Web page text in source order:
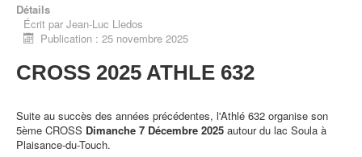
Détails
Écrit par Jean-Luc Lledos
Publication : 25 novembre 2025
CROSS 2025 ATHLE 632
Suite au succès des années précédentes, l'Athlé 632 organise son
5ème CROSS Dimanche 7 Décembre 2025 autour du lac Soula à
Plaisance-du-Touch.